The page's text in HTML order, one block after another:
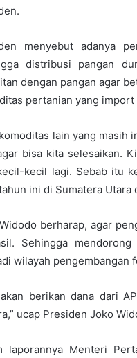
menyebut adanya
distribusi pangan
dengan pangan agar
pertanian yang
lain yang masih
bisa kita selesaikan.
kecil lagi. Sebab itu
ini di Sumatera Utara
berharap, agar
Sehingga
wilayah pengembangan
berikan dana dari
ucap Presiden Joko
laporannya Menteri